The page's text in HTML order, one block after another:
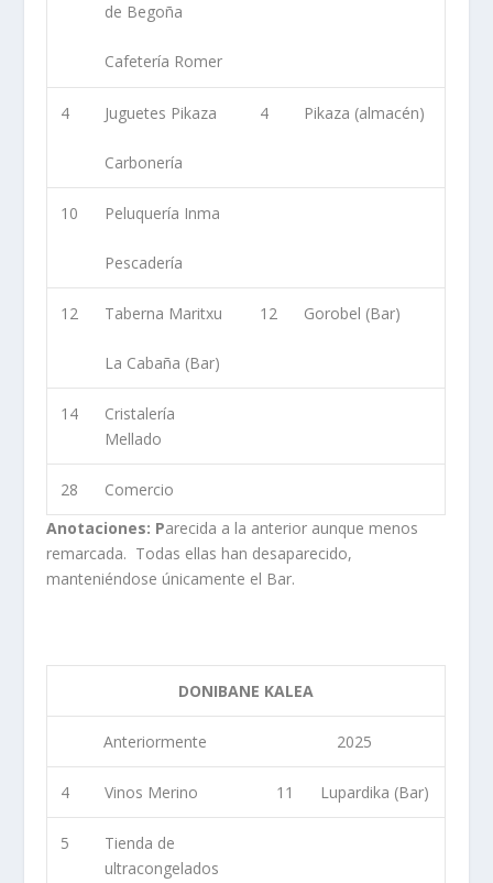
de Begoña
Cafetería Romer
4 Juguetes Pikaza
Carbonería
4 Pikaza (almacén)
10 Peluquería Inma
Pescadería
12 Taberna Maritxu
La Cabaña (Bar)
12 Gorobel (Bar)
14
Cristalería
Mellado
28
Comercio
Anotaciones: Parecida a la anterior aunque menos
remarcada. Todas ellas han desaparecido,
manteniéndose únicamente el Bar.
DONIBANE KALEA
Anteriormente 2025
4 Vinos Merino 11 Lupardika (Bar)
5
Tienda de
ultracongelados